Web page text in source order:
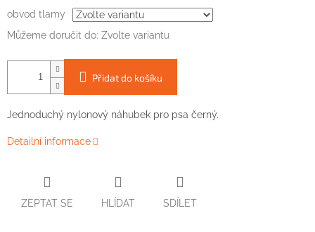
obvod tlamy
Můžeme doručit do: Zvolte variantu
Přidat do košíku
Jednoduchý nylonový náhubek pro psa černý.
Detailní informace
ZEPTAT SE HLÍDAT SDÍLET